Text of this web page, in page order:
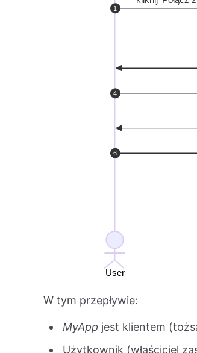
W tym przepływie:
MyApp jest klientem
Użytkownik (właściciel